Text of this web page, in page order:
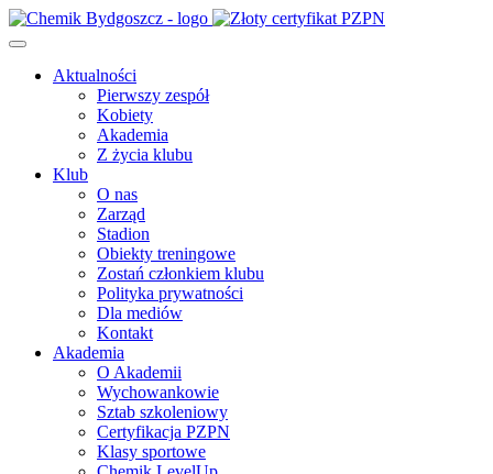
Aktualności
Pierwszy zespół
Kobiety
Akademia
Z życia klubu
Klub
O nas
Zarząd
Stadion
Obiekty treningowe
Zostań członkiem klubu
Polityka prywatności
Dla mediów
Kontakt
Akademia
O Akademii
Wychowankowie
Sztab szkoleniowy
Certyfikacja PZPN
Klasy sportowe